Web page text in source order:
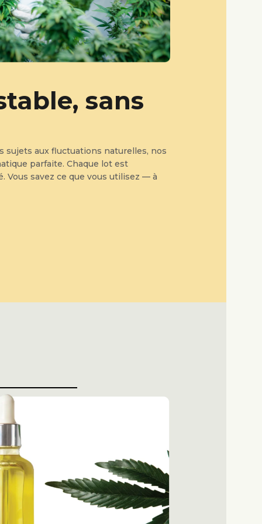
sans
sujets aux fluctuations naturelles, nos
parfaite. Chaque lot est
Vous savez ce que vous utilisez — à